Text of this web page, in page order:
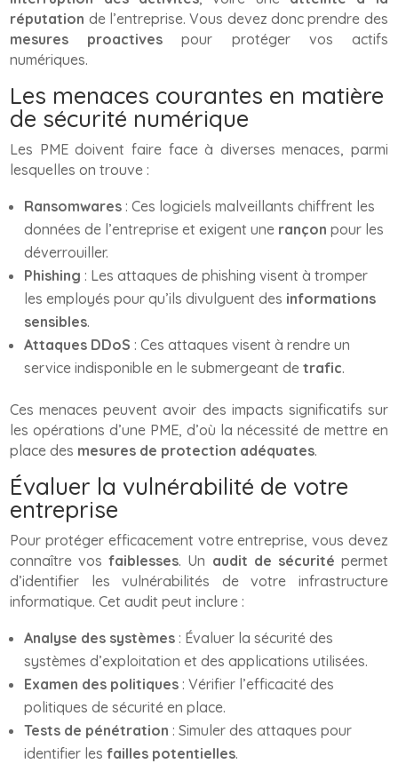
réputation de l’entreprise. Vous devez donc prendre des
mesures proactives pour protéger vos actifs
numériques.
Les menaces courantes en matière
de sécurité numérique
Les PME doivent faire face à diverses menaces, parmi
lesquelles on trouve :
Ransomwares : Ces logiciels malveillants chiffrent les
données de l’entreprise et exigent une rançon pour les
déverrouiller.
Phishing : Les attaques de phishing visent à tromper
les employés pour qu’ils divulguent des informations
sensibles.
Attaques DDoS : Ces attaques visent à rendre un
service indisponible en le submergeant detrafic.
Ces menaces peuvent avoir des impacts significatifs sur
les opérations d’une PME, d’où la nécessité de mettre en
place des mesures de protection adéquates.
Évaluer la vulnérabilité de votre
entreprise
Pour protéger efficacement votre entreprise, vous devez
connaître vosfaiblesses. Un audit de sécurité permet
d’identifier les vulnérabilités de votre infrastructure
informatique. Cet audit peut inclure :
Analyse des systèmes : Évaluer la sécurité des
systèmes d’exploitation et des applications utilisées.
Examen des politiques : Vérifier l’efficacité des
politiques de sécurité en place.
Tests de pénétration : Simuler des attaques pour
identifier lesfailles potentielles.